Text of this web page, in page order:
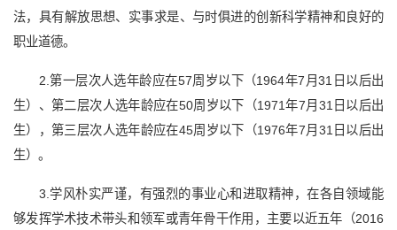
法，具有解放思想、实事求是、与时俱进的创新科学精神和良好的
职业道德。
2.第一层次人选年龄应在57周岁以下（1964年7月31日以后出
生）、第二层次人选年龄应在50周岁以下（1971年7月31日以后出
生），第三层次人选年龄应在45周岁以下（1976年7月31日以后出
生）。
3.学风朴实严谨，有强烈的事业心和进取精神，在各自领域能
够发挥学术技术带头和领军或青年骨干作用，主要以近五年（2016